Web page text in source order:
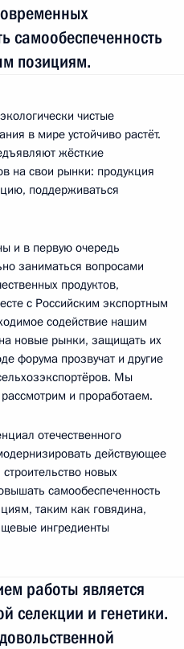
самообеспеченность
позициям.
чистые
в мире устойчиво растёт.
жёсткие
на свои рынки: продукция
поддерживаться
и в первую очередь
заниматься вопросами
продуктов,
с Российским экспортным
содействие нашим
новые рынки, защищать их
форума прозвучат и другие
Мы
и проработаем.
отечественного
действующее
новых
самообеспеченность
таким как говядина,
ингредиенты
работы является
селекции и генетики.